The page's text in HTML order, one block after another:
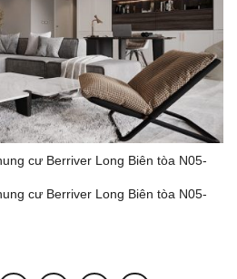
cư Berriver Long Biên tòa N05-
cư Berriver Long Biên tòa N05-